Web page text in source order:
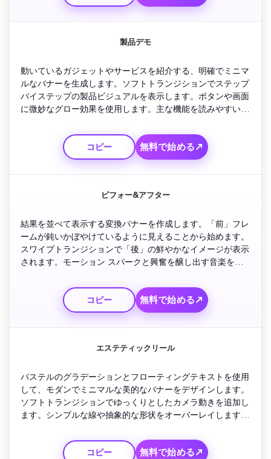
製品デモ
動いているガジェットやサービスを紹介する、明確でミニマ
ルなバナーを生成します。ソフトトランジションでステップ
バイステップの製品ビジュアルを表示します。ボタンや画面
に微妙なグロー効果を使用します。主な機能を読みやすい大
イと短いロゴの明らかさで終わります。
コピー
無料で始める↗
ビフォー&アフター
結果を並べて表示する変換バナーを作成します。「前」フレ
ームが鈍いかぼやけているように見えることから始めます。
スワイプトランジションで「後」の鮮やかなイメージが表示
されます。モーション スパークと興奮を醸し出す音楽を追
いうキャッチフレーズで締めくくります。
コピー
無料で始める↗
エステティックリール
パステルのグラデーションとフローティングテキストを使用
して、モダンでミニマルな美的なバナーをデザインします。
ソフトトランジションでゆっくりとしたカメラ動きを追加し
ます。シンプルな線や抽象的な形状をオーバーレイします。
ロゴのフェードインと微妙なアンビエントサウンドで仕上
げ、洗練されています。
コピー 無料で始める↗